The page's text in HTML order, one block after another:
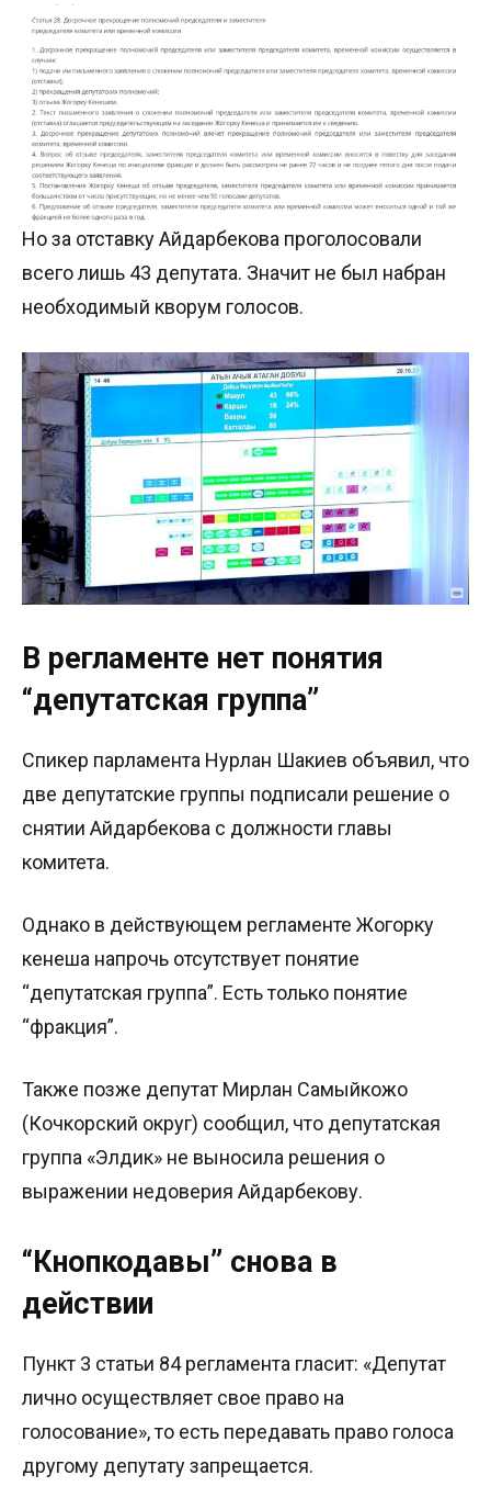
Но за отставку Айдарбекова проголосовали
всего лишь 43 депутата. Значит не был набран
необходимый кворум голосов.
В регламенте нет понятия
“депутатская группа”
Спикер парламента Нурлан Шакиев объявил, что
две депутатские группы подписали решение о
снятии Айдарбекова с должности главы
комитета.
Однако в действующем регламенте Жогорку
кенеша напрочь отсутствует понятие
“депутатская группа”. Есть только понятие
“фракция”.
Также позже депутат Мирлан Самыйкожо
(Кочкорский округ) сообщил, что депутатская
группа «Элдик» не выносила решения о
выражении недоверия Айдарбекову.
“Кнопкодавы” снова в
действии
Пункт 3 статьи 84 регламента гласит: «Депутат
лично осуществляет свое право на
голосование», то есть передавать право голоса
другому депутату запрещается.